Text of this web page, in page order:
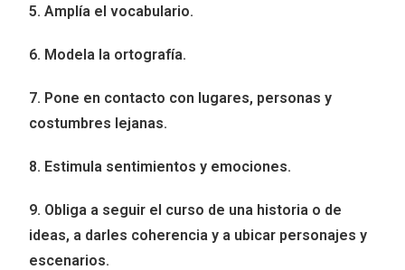
5. Amplía el vocabulario.
6. Modela la ortografía.
7. Pone en contacto con lugares, personas y
costumbres lejanas.
8. Estimula sentimientos y emociones.
9. Obliga a seguir el curso de una historia o de
ideas, a darles coherencia y a ubicar personajes y
escenarios.